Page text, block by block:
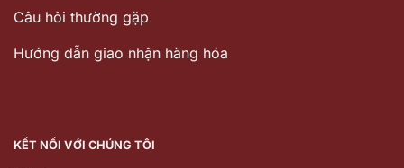
Câu hỏi thường gặp
Hướng dẫn giao nhận hàng hóa
KẾT NỐI VỚI CHÚNG TÔI